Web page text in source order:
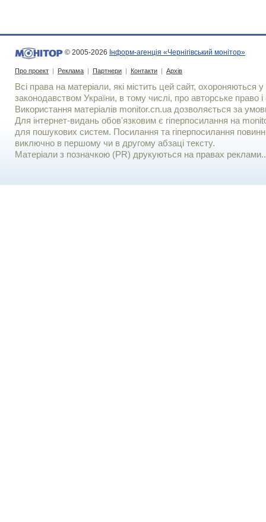
© 2005-2026 Інформ-агенція «Чернігівський монітор»
Про проект | Реклама | Партнери | Контакти | Архів
Всі права на матеріали, які містить цей сайт, охороняються у
законодавством України, в тому числі, про авторське право і
Використання матерiалiв monitor.cn.ua дозволяється за
Для iнтернет-видань обов'язковим є гiперпосилання на
для пошукових систем. Посилання та гіперпосилання
виключно в першому чи в другому абзаці тексту.
Матеріали з позначкою (PR) друкуються на правах реклами..